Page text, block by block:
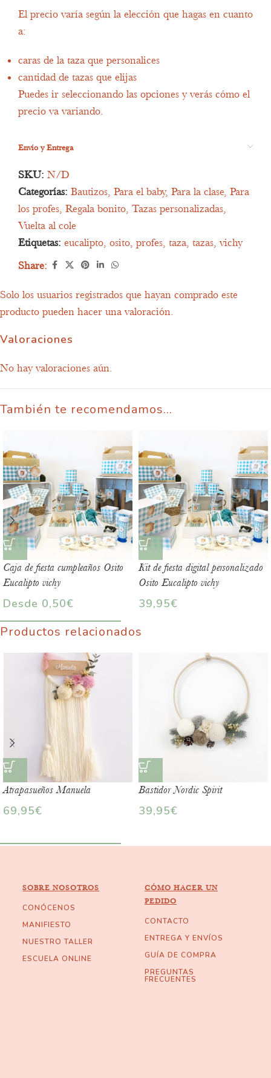
El precio varía según la elección que hagas en cuanto
a:
caras de la taza que personalices
cantidad de tazas que elijas
Puedes ir seleccionando las opciones y verás cómo el
precio va variando.
Envío y Entrega
SKU: N/D
Categorías: Bautizos Para el baby, Para la clase Para
los profes Regala bonito Tazas personalizadas
Vuelta al cole
Etiquetas: eucalipto osito profes taza, tazas vichy
Share:
Valoraciones
No hay valoraciones aún.
Solo los usuarios registrados que hayan comprado este
producto pueden hacer una valoración.
También te recomendamos…
Caja de fiesta cumpleaños Osito
Eucalipto vichy
Desde 0,50€
Kit de fiesta digital personalizado
Osito Eucalipto vichy
39,95€
Productos relacionados
Atrapasueños Manuela
69,95€
Bastidor Nordic Spirit
39,95€
SOBRE NOSOTROS
CONÓCENOS
MANIFIESTO
NUESTRO TALLER
ESCUELA ONLINE
CÓMO HACER UN
PEDIDO
CONTACTO
ENTREGA Y ENVÍOS
GUÍA DE COMPRA
PREGUNTAS
FRECUENTES